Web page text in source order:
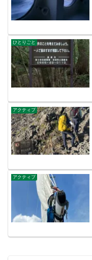
ひとりごと
アクティブ
アクティブ